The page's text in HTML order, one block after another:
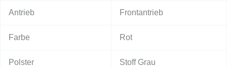
Antrieb Frontantrieb
Farbe Rot
Polster Stoff Grau